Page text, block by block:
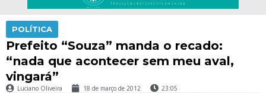
POLÍTICA
Prefeito “Souza” manda o recado:
“nada que acontecer sem meu aval,
vingará”
Luciano Oliveira 18 de março de 2012 23:05